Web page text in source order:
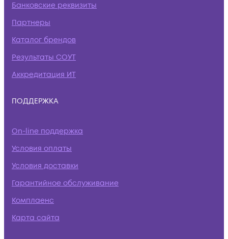
Банковские реквизиты
Партнеры
Каталог брендов
Результаты СОУТ
Аккредитация ИТ
ПОДДЕРЖКА
On-line поддержка
Условия оплаты
Условия доставки
Гарантийное обслуживание
Комплаенс
Карта сайта